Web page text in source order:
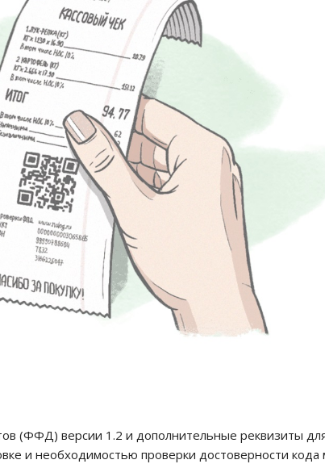
(ФФД) версии 1.2 и дополнительные реквизиты для
и необходимостью проверки достоверности кода